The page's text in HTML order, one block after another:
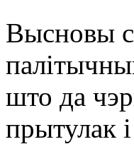
Высновы
што да
прытулак